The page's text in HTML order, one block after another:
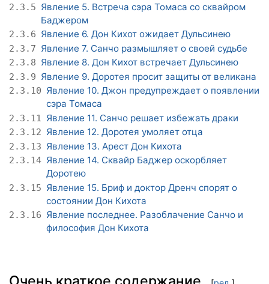
2.3.5 Явление 5. Встреча сэра Томаса со сквайром
Баджером
2.3.6 Явление 6. Дон Кихот ожидает Дульсинею
2.3.7 Явление 7. Санчо размышляет о своей судьбе
2.3.8 Явление 8. Дон Кихот встречает Дульсинею
2.3.9 Явление 9. Доротея просит защиты от великана
2.3.10 Явление 10. Джон предупреждает о появлении
сэра Томаса
2.3.11 Явление 11. Санчо решает избежать драки
2.3.12 Явление 12. Доротея умоляет отца
2.3.13 Явление 13. Арест Дон Кихота
2.3.14 Явление 14. Сквайр Баджер оскорбляет
Доротею
2.3.15 Явление 15. Бриф и доктор Дренч спорят о
состоянии Дон Кихота
2.3.16 Явление последнее. Разоблачение Санчо и
философия Дон Кихота